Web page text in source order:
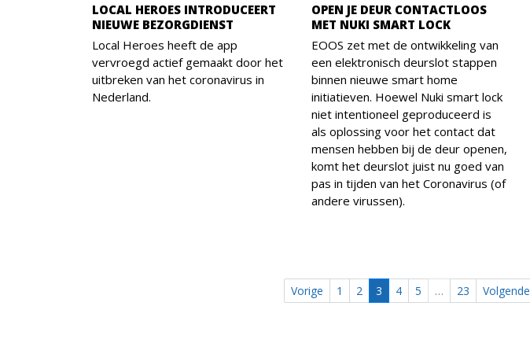
LOCAL HEROES INTRODUCEERT
NIEUWE BEZORGDIENST
Local Heroes heeft de app
vervroegd actief gemaakt door het
uitbreken van het coronavirus in
Nederland.
OPEN JE DEUR CONTACTLOOS
MET NUKI SMART LOCK
EOOS zet met de ontwikkeling van
een elektronisch deurslot stappen
binnen nieuwe smart home
initiatieven. Hoewel Nuki smart lock
niet intentioneel geproduceerd is
als oplossing voor het contact dat
mensen hebben bij de deur openen,
komt het deurslot juist nu goed van
pas in tijden van het Coronavirus (of
andere virussen).
Vorige 1 2 3 4 5 … 23 Volgende